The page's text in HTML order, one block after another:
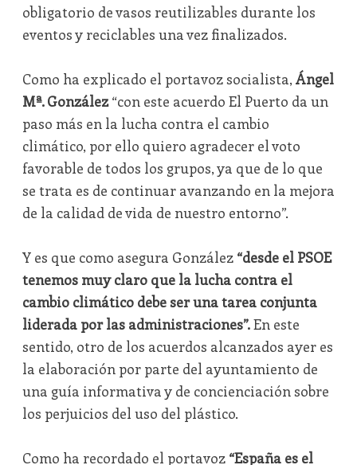
obligatorio de vasos reutilizables durante los
eventos y reciclables una vez finalizados.
Como ha explicado el portavoz socialista, Ángel
Mª. González“con este acuerdo El Puerto da un
paso más en la lucha contra el cambio
climático, por ello quiero agradecer el voto
favorable de todos los grupos, ya que de lo que
se trata es de continuar avanzando en la mejora
de la calidad de vida de nuestro entorno”.
Y es que como asegura González“desde el PSOE
tenemos muy claro que la lucha contra el
cambio climático debe ser una tarea conjunta
liderada por las administraciones”.En este
sentido, otro de los acuerdos alcanzados ayer es
la elaboración por parte del ayuntamiento de
una guía informativa y de concienciación sobre
los perjuicios del uso del plástico.
Como ha recordado el portavoz “España es el